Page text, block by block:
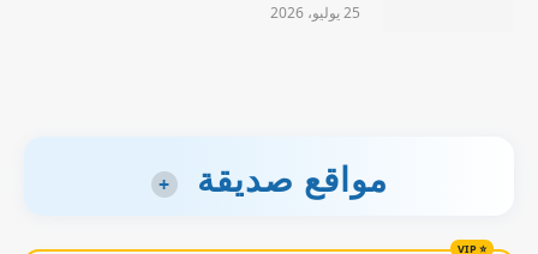
25 يوليو، 2026
مواقع صديقة +